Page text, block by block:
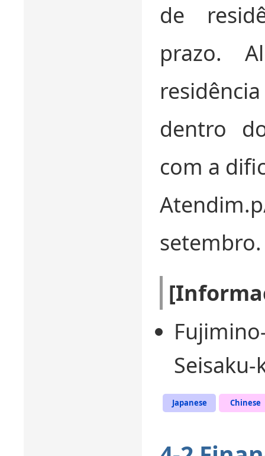
de
prazo.
dentro
com a
setembro.
Japanese Chinese